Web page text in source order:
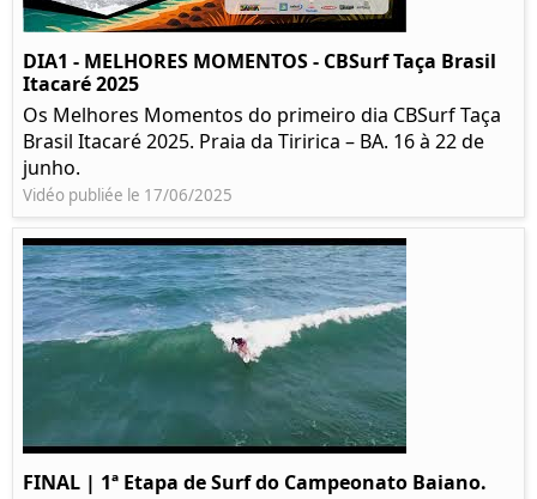
DIA1 - MELHORES MOMENTOS - CBSurf Taça Brasil
Itacaré 2025
Os Melhores Momentos do primeiro dia CBSurf Taça
Brasil Itacaré 2025. Praia da Tiririca – BA. 16 à 22 de
junho.
Vidéo publiée le 17/06/2025
FINAL | 1ª Etapa de Surf do Campeonato Baiano.